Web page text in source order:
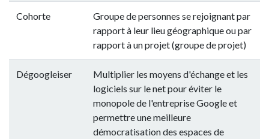
Cohorte
Groupe de personnes se rejoignant par
rapport à leur lieu géographique ou par
rapport à un projet (groupe de projet)
Dégoogleiser
Multiplier les moyens d'échange et les
logiciels sur le net pour éviter le
monopole de l'entreprise Google et
permettre une meilleure
démocratisation des espaces de